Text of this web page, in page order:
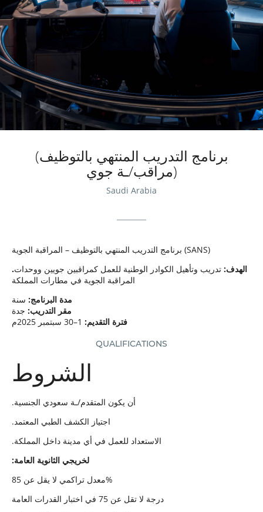
View More Jobs
(برنامج التدريب المنتهي بالتوظيف
(مراقب/ـة جوي
Saudi Arabia
برنامج التدريب المنتهي بالتوظيف – المراقبة الجوية (SANS)
.الهدف: تدريب وتأهيل الكوادر الوطنية للعمل كمراقبين جويين ووحدات
المراقبة الجوية في مطارات المملكة
مدة البرنامج: سنة
مقر التدريب: جدة
فترة التقديم:
QUALIFICATIONS
الشروط
.أن يكون المتقدم/ـة سعودي الجنسية
.اجتياز الكشف الطبي المعتمد
.الاستعداد للعمل في أي مدينة داخل المملكة
:لخريجي الثانوية العامة
معدل تراكمي لا يقل عن 85%
درجة لا تقل عن 75 في اختبار القدرات العامة